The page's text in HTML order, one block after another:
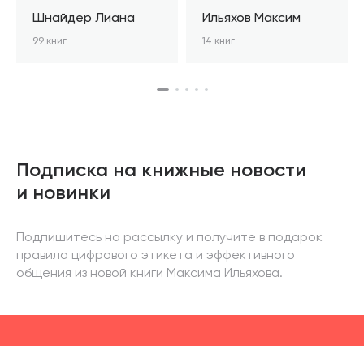
Шнайдер Лиана
99 книг
Ильяхов Максим
14 книг
Подписка на книжные новости
и новинки
Подпишитесь на рассылку и получите в подарок
правила цифрового этикета и эффективного
общения из новой книги Максима Ильяхова.